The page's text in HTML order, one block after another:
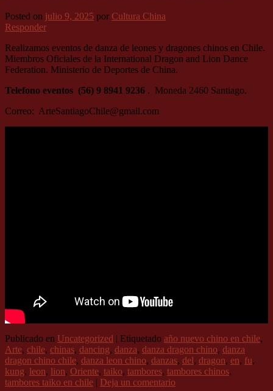
Posted on julio 9, 2025 por Cultura China
Responder
Realizamos eventos de danza de leones y dragones chinos en Chile.
Miembros Oficiales de la International Dragon and Lion Dance
Federation. Ministerio de Deportes de China.
Telefono eventos (56) 9 8941 9236 . Moneda 2460 Santiago.
Correo: ArteSantiagoChile@gmail.com
Publicado en Uncategorized | Etiquetado año nuevo chino en chile,
Arte, chile, chinas, dancing, danza, danza dragon chino, danza
dragon chino chile, danza leon chino, danzas, del, dragon, en, fu,
kung, leon, lion, Oriente, taiko, tambores, tambores chinos,
tambores taiko en chile | Deja un comentario